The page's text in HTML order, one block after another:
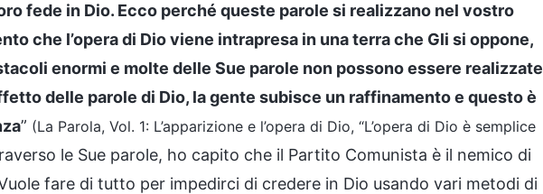
fede in Dio. Ecco perché queste parole si realizzano nel vostro
che l’opera di Dio viene intrapresa in una terra che Gli si oppone,
enormi e molte delle Sue parole non possono essere realizzate
delle parole di Dio, la gente subisce un raffinamento e questo è
” (La Parola, Vol. 1: L’apparizione e l’opera di Dio, “L’opera di Dio è semplice
le Sue parole, ho capito che il Partito Comunista è il nemico di
fare di tutto per impedirci di credere in Dio usando vari metodi di